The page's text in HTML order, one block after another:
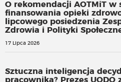
O rekomendacji AOTMiT w
finansowania opieki
lipcowego posiedzenia
Zdrowia i Polityki
17 Lipca 2026
Sztuczna inteligencja
pracownika? Prezes UODO